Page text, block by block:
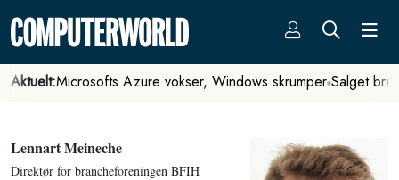
Aktuelt:Microsofts Azure vokser, Windows skrumper Salget
Lennart Meineche
Direktør for brancheforeningen BFIH